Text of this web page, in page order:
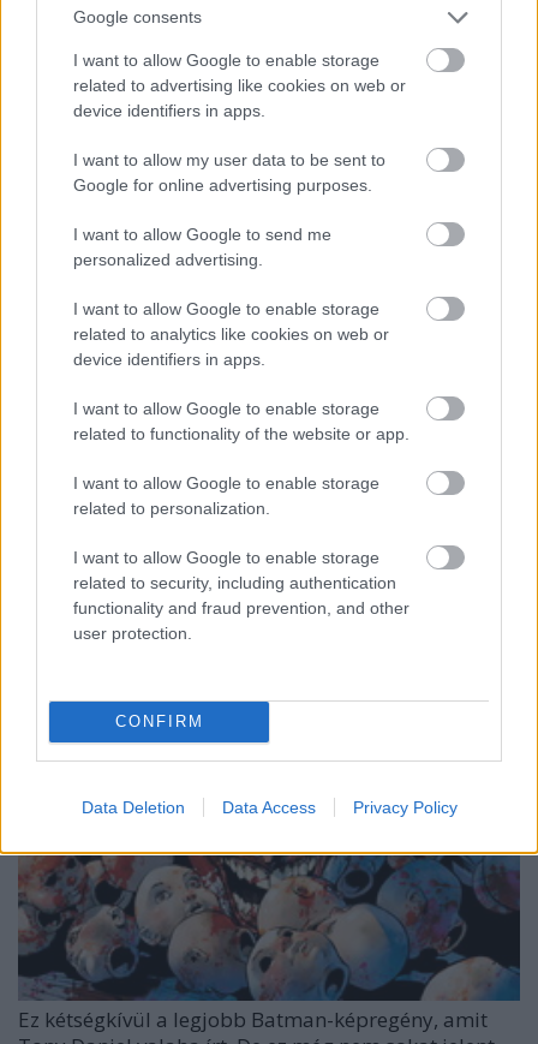
Google consents
I want to allow Google to enable storage
related to advertising like cookies on web or
device identifiers in apps.
I want to allow my user data to be sent to
Google for online advertising purposes.
I want to allow Google to send me
personalized advertising.
I want to allow Google to enable storage
related to analytics like cookies on web or
device identifiers in apps.
I want to allow Google to enable storage
related to functionality of the website or app.
I want to allow Google to enable storage
related to personalization.
I want to allow Google to enable storage
related to security, including authentication
functionality and fraud prevention, and other
user protection.
CONFIRM
Data Deletion Data Access Privacy Policy
szintjét is csak bajosan üti meg. A második számot
még bevárom, mert egyetlen rész után csúnya dolog
ítélni (hacsak nem első látásra vészesen szar valami,
de azért ettől a szinttől még a Batwing is messze
van), de nem sok jót nézek ki belőle.
Detective Comics
Ez kétségkívül a legjobb Batman-képregény, amit